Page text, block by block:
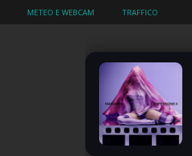
METEO E WEBCAM TRAFFICO